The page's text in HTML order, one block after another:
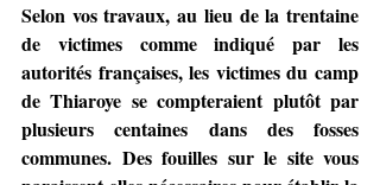
Selon vos travaux, au lieu de la trentaine
de victimes comme indiqué par les
autorités françaises, les victimes du camp
de Thiaroye se compteraient plutôt par
plusieurs centaines dans des fosses
communes. Des fouilles sur le site vous